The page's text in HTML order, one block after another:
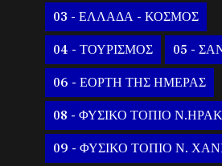
03 - ΕΛΛΑΔΑ - ΚΟΣΜΟΣ
04 - ΤΟΥΡΙΣΜΟΣ 05 -
06 - ΕΟΡΤΗ ΤΗΣ ΗΜΕΡΑΣ
08 - ΦΥΣΙΚΟ ΤΟΠΙΟ
09 - ΦΥΣΙΚΟ ΤΟΠΙΟ Ν.